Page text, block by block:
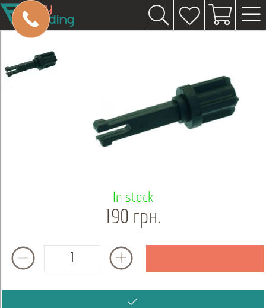
In stock
190 грн.